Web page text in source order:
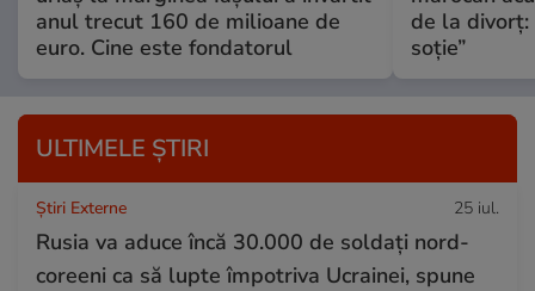
anul trecut 160 de milioane de
euro. Cine este fondatorul
de la divorț:
soție”
ULTIMELE ȘTIRI
Știri Externe 25 iul.
Rusia va aduce încă 30.000 de soldaţi nord-
coreeni ca să lupte împotriva Ucrainei, spune